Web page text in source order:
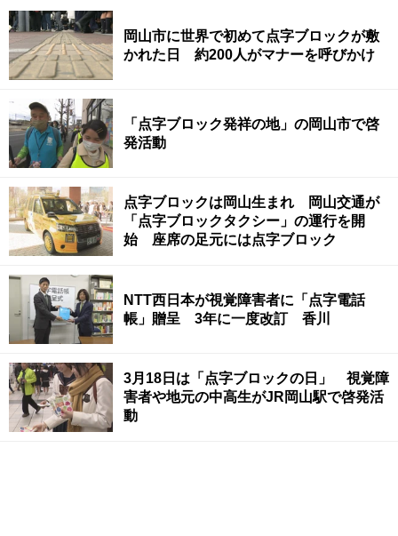
岡山市に世界で初めて点字ブロックが敷
かれた日 約200人がマナーを呼びかけ
「点字ブロック発祥の地」の岡山市で啓
発活動
点字ブロックは岡山生まれ 岡山交通が
「点字ブロックタクシー」の運行を開
始 座席の足元には点字ブロック
NTT西日本が視覚障害者に「点字電話
帳」贈呈 3年に一度改訂 香川
3月18日は「点字ブロックの日」 視覚障
害者や地元の中高生がJR岡山駅で啓発活
動